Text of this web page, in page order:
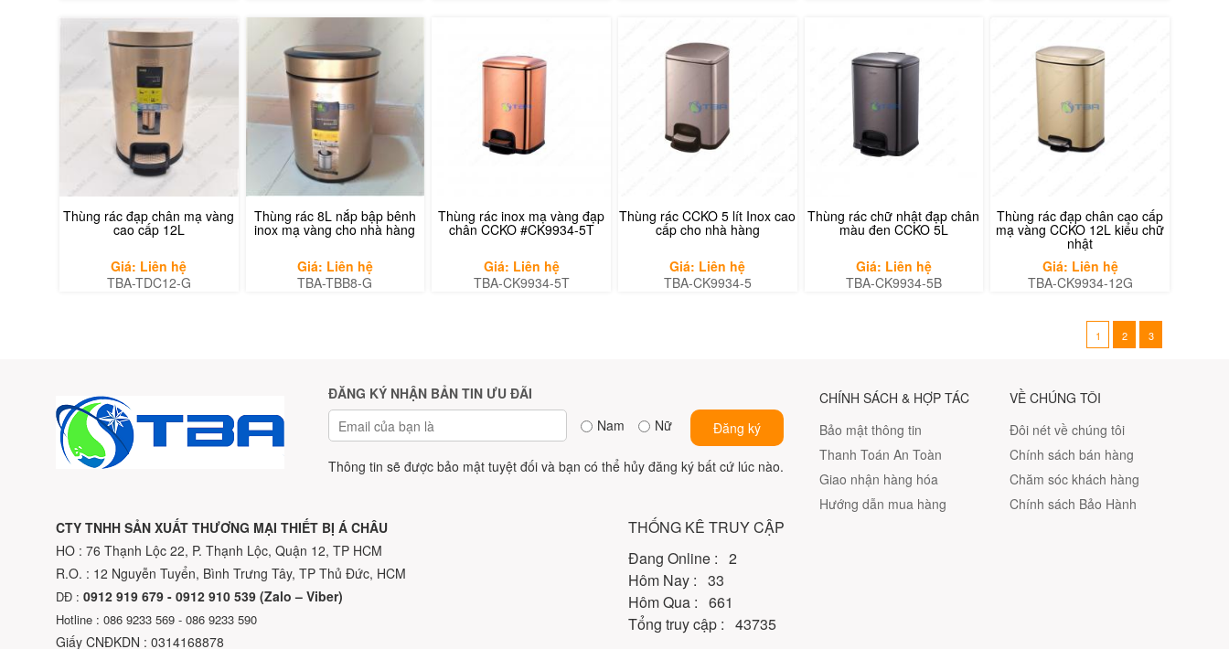
Thùng rác đạp chân mạ vàng
cao cấp 12L
Giá: Liên hệ
TBA-TDC12-G
Thùng rác 8L nắp bập bênh
inox mạ vàng cho nhà hàng
Giá: Liên hệ
TBA-TBB8-G
Thùng rác inox mạ vàng đạp
chân CCKO #CK9934-5T
Giá: Liên hệ
TBA-CK9934-5T
Thùng rác CCKO 5 lít Inox cao
cấp cho nhà hàng
Giá: Liên hệ
TBA-CK9934-5
Thùng rác chữ nhật đạp chân
màu đen CCKO 5L
Giá: Liên hệ
TBA-CK9934-5B
Thùng rác đạp chân cao cấp
mạ vàng CCKO 12L kiểu chữ
nhật
Giá: Liên hệ
TBA-CK9934-12G
1 2 3
ĐĂNG KÝ NHẬN BẢN TIN ƯU ĐÃI
Nam
Nữ Đăng ký
Thông tin sẽ được bảo mật tuyệt đối và bạn có thể hủy đăng ký bất cứ lúc nào.
CHÍNH SÁCH & HỢP TÁC
Bảo mật thông tin
Thanh Toán An Toàn
Giao nhận hàng hóa
Hướng dẫn mua hàng
VỀ CHÚNG TÔI
Đôi nét về chúng tôi
Chính sách bán hàng
Chăm sóc khách hàng
Chính sách Bảo Hành
CTY TNHH SẢN XUẤT THƯƠNG MẠI THIẾT BỊ Á CHÂU
HO : 76 Thạnh Lộc 22, P. Thạnh Lộc, Quận 12, TP HCM
R.O. : 12 Nguyễn Tuyển, Bình Trưng Tây, TP Thủ Đức, HCM
DĐ : 0912 919 679 - 0912 910 539 (Zalo – Viber)
Hotline : 086 9233 569 - 086 9233 590
Giấy CNĐKDN : 0314168878
THỐNG KÊ TRUY CẬP
Đang Online : 2
Hôm Nay : 33
Hôm Qua : 661
Tổng truy cập : 43735